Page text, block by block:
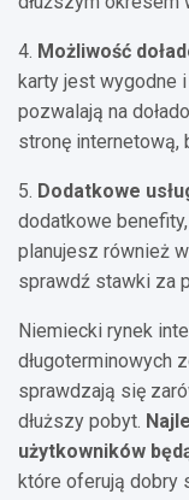
4. Możliwość
karty jest wygodne
pozwalają na
stronę
5. Dodatkowe
dodatkowe
planujesz również
sprawdź stawki za
Niemiecki rynek
długoterminowych
sprawdzają się
dłuższy pobyt.
użytkowników
które oferują dobry